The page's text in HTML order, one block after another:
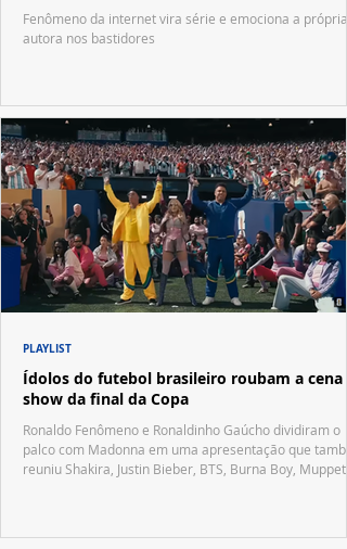
Fenômeno da internet vira série e emociona a própria
autora nos bastidores
Ídolos do futebol brasileiro roubam a cena
show da final da Copa
Ronaldo Fenômeno e Ronaldinho Gaúcho dividiram o
palco com Madonna em uma apresentação que
reuniu Shakira, Justin Bieber, BTS, Burna Boy, Muppets,
PLAYLIST